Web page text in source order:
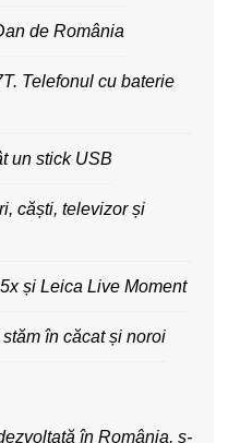
de România
Telefonul cu baterie
un stick USB
căști, televizor și
și Leica Live Moment
în căcat și noroi
în România, s-